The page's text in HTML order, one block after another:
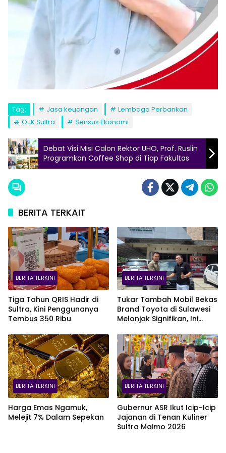
Tag: Jasa keuangan
Lembaga Perbankan
OJK Sultra
Sensus Ekonomi
Debat Visi Misi Calon Rektor UHO, Prof. Ruslin
Programkan Coffee Shop di Tiap Fakultas
BERITA TERKAIT
BERITA TERKINI
Tiga Tahun QRIS Hadir di
Sultra, Kini Penggunanya
Tembus 350 Ribu
BERITA TERKINI
Tukar Tambah Mobil Bekas
Brand Toyota di Sulawesi
Melonjak Signifikan, Ini
BERITA TERKINI
Harga Emas Ngamuk,
Melejit 7% Dalam Sepekan
BERITA TERKINI
Gubernur ASR Ikut Icip-Icip
Jajanan di Tenan Kuliner
Sultra Maimo 2026